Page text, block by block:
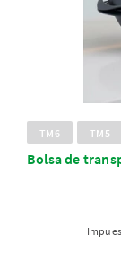
TM6 TM5
Bolsa de